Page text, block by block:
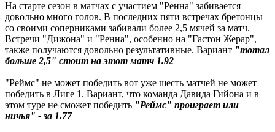
На старте сезон в матчах с участием "Ренна" забивается
довольно много голов. В последних пяти встречах бретонцы
со своими соперниками забивали более 2,5 мячей за матч.
Встречи "Дижона" и "Ренна", особенно на "Гастон Жерар",
также получаются довольно результативные. Вариант "тотал
больше 2,5" стоит на этот матч 1.92
"Реймс" не может победить вот уже шесть матчей не может
победить в Лиге 1. Вариант, что команда Давида Гийона и в
этом туре не сможет победить "Реймс" проиграет или
ничья" - за 1.77